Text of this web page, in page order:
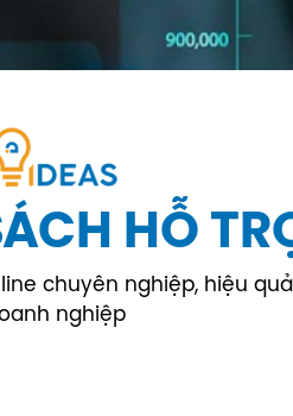
HỖ
chuyên nghiệp, hiệu
nghiệp